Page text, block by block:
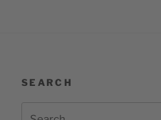
SEARCH